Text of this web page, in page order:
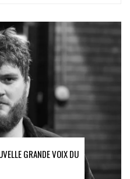
GRANDE VOIX DU